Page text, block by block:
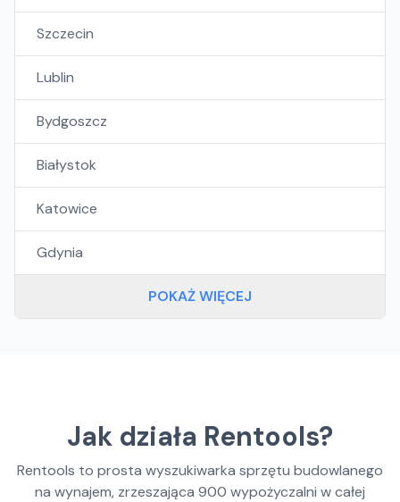
Szczecin
Lublin
Bydgoszcz
Białystok
Katowice
Gdynia
POKAŻ WIĘCEJ
Jak działa Rentools?
Rentools to prosta wyszukiwarka sprzętu budowlanego
na wynajem, zrzeszająca 900 wypożyczalni w całej